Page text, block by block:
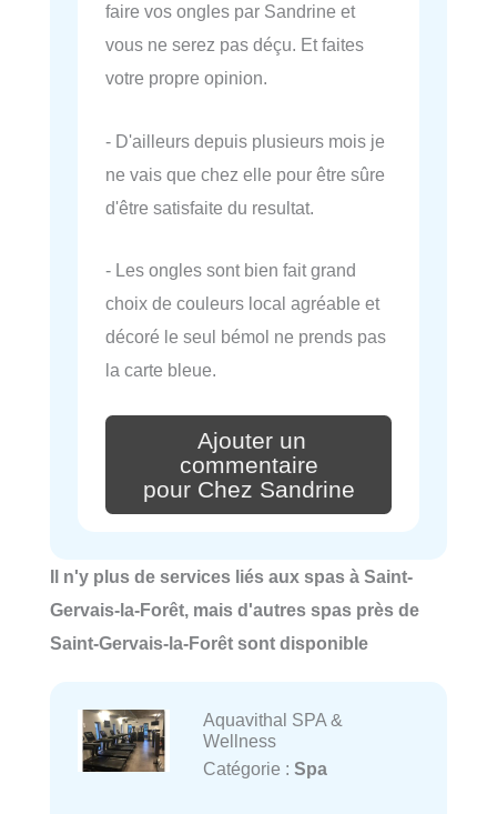
faire vos ongles par Sandrine et
vous ne serez pas déçu. Et faites
votre propre opinion.
- D'ailleurs depuis plusieurs mois je
ne vais que chez elle pour être sûre
d'être satisfaite du resultat.
- Les ongles sont bien fait grand
choix de couleurs local agréable et
décoré le seul bémol ne prends pas
la carte bleue.
Ajouter un
commentaire
pour Chez Sandrine
Il n'y plus de services liés aux spas à Saint-
Gervais-la-Forêt, mais d'autres spas près de
Saint-Gervais-la-Forêt sont disponible
Aquavithal SPA &
Wellness
Catégorie : Spa